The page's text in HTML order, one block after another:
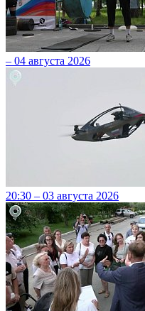
– 04 августа 2026
20:30 – 03 августа 2026